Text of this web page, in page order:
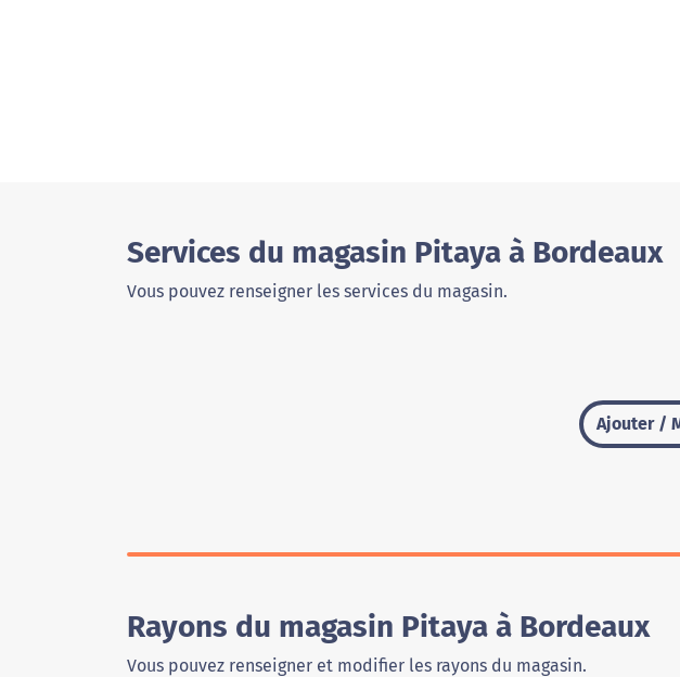
Services du magasin Pitaya à Bordeaux
Vous pouvez renseigner les services du magasin.
Ajouter /
Rayons du magasin Pitaya à Bordeaux
Vous pouvez renseigner et modifier les rayons du magasin.